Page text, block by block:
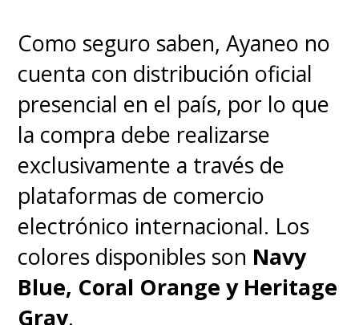
Como seguro saben, Ayaneo no
cuenta con distribución oficial
presencial en el país, por lo que
la compra debe realizarse
exclusivamente a través de
plataformas de comercio
electrónico internacional. Los
colores disponibles son Navy
Blue, Coral Orange y Heritage
Gray.